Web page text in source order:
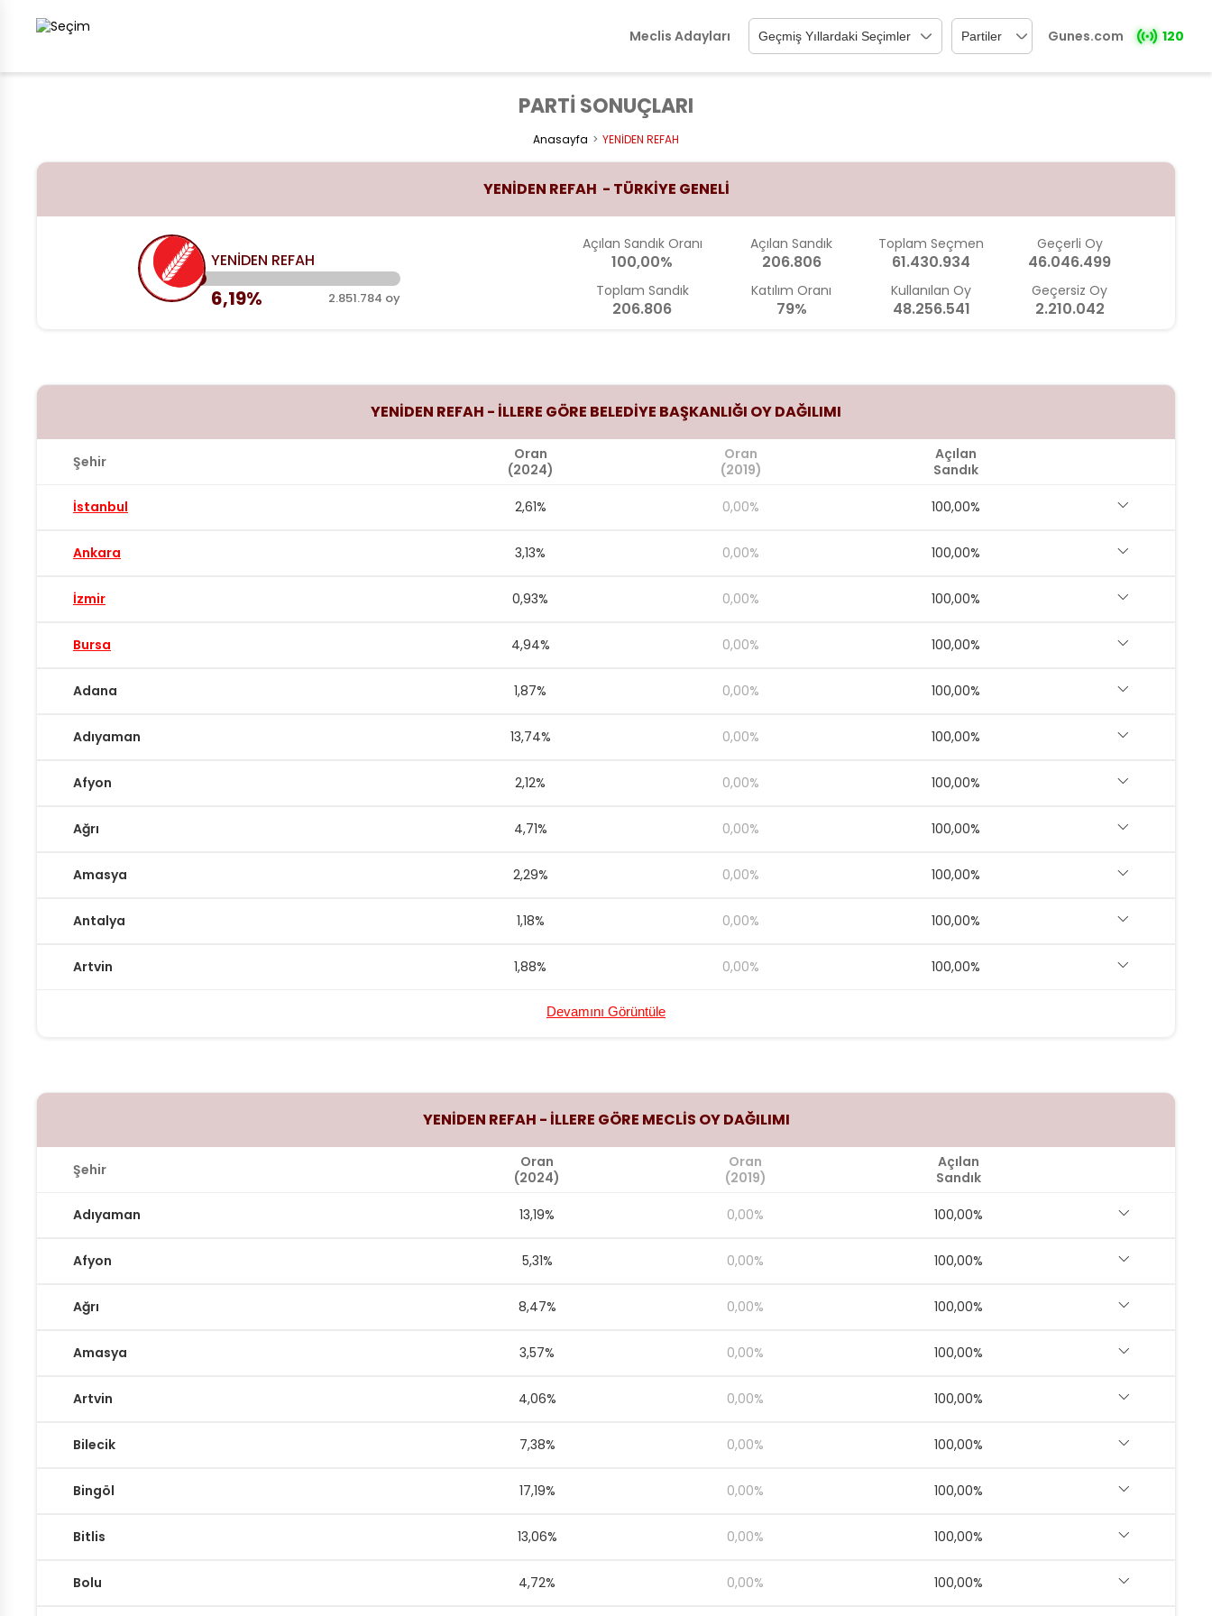
Meclis Adayları Gunes.com 120
PARTİ SONUÇLARI
Anasayfa YENİDEN REFAH
YENİDEN REFAH - TÜRKİYE GENELİ
YENİDEN REFAH
6,19% 2.851.784 oy
Açılan Sandık Oranı
100,00%
Toplam Sandık
206.806
Açılan Sandık
206.806
Katılım Oranı
79%
Toplam Seçmen
61.430.934
Kullanılan Oy
48.256.541
Geçerli Oy
46.046.499
Geçersiz Oy
2.210.042
YENİDEN REFAH - İLLERE GÖRE BELEDİYE BAŞKANLIĞI OY DAĞILIMI
Şehir
Oran
(2024)
Oran
(2019)
Açılan
Sandık
İstanbul 2,61% 0,00% 100,00%
Ankara 3,13% 0,00% 100,00%
İzmir 0,93% 0,00% 100,00%
Bursa 4,94% 0,00% 100,00%
Adana 1,87% 0,00% 100,00%
Adıyaman 13,74% 0,00% 100,00%
Afyon 2,12% 0,00% 100,00%
Ağrı 4,71% 0,00% 100,00%
Amasya 2,29% 0,00% 100,00%
Antalya 1,18% 0,00% 100,00%
Artvin 1,88% 0,00% 100,00%
Devamını Görüntüle
YENİDEN REFAH - İLLERE GÖRE MECLİS OY DAĞILIMI
Şehir
Oran
(2024)
Oran
(2019)
Açılan
Sandık
Adıyaman 13,19% 0,00% 100,00%
Afyon 5,31% 0,00% 100,00%
Ağrı 8,47% 0,00% 100,00%
Amasya 3,57% 0,00% 100,00%
Artvin 4,06% 0,00% 100,00%
Bilecik 7,38% 0,00% 100,00%
Bingöl 17,19% 0,00% 100,00%
Bitlis 13,06% 0,00% 100,00%
Bolu 4,72% 0,00% 100,00%